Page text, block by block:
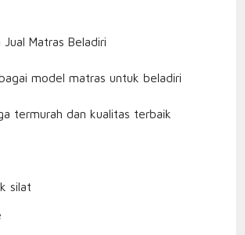
Jual Matras Beladiri
model matras untuk beladiri
termurah dan kualitas terbaik
silat